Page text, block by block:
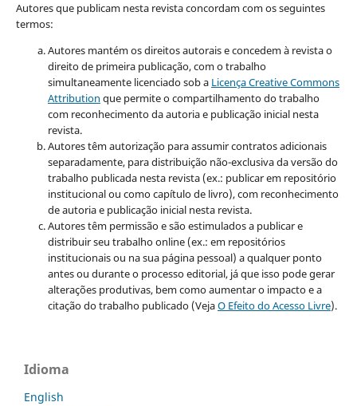
Autores que publicam nesta revista concordam com os seguintes
termos:
Autores mantém os direitos autorais e concedem à revista o
direito de primeira publicação, com o trabalho
simultaneamente licenciado sob a Licença Creative Commons
Attribution que permite o compartilhamento do trabalho
com reconhecimento da autoria e publicação inicial nesta
revista.
Autores têm autorização para assumir contratos adicionais
separadamente, para distribuição não-exclusiva da versão do
trabalho publicada nesta revista (ex.: publicar em repositório
institucional ou como capítulo de livro), com reconhecimento
de autoria e publicação inicial nesta revista.
Autores têm permissão e são estimulados a publicar e
distribuir seu trabalho online (ex.: em repositórios
institucionais ou na sua página pessoal) a qualquer ponto
antes ou durante o processo editorial, já que isso pode gerar
alterações produtivas, bem como aumentar o impacto e a
citação do trabalho publicado (VejaO Efeito do Acesso Livre).
Idioma
English